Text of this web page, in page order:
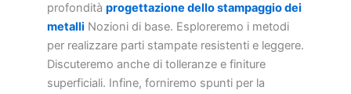
profondità progettazione dello stampaggio dei
metalli Nozioni di base. Esploreremo i metodi
per realizzare parti stampate resistenti e leggere.
Discuteremo anche di tolleranze e finiture
superficiali. Infine, forniremo spunti per la